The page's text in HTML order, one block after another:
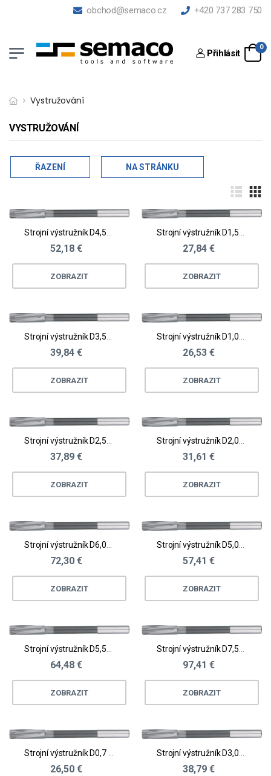
obchod@semaco.cz +420 737 283 750
Přihlásit
0
Vystružování
VYSTRUŽOVÁNÍ
ŘAZENÍ NA STRÁNKU
52,18 €
ZOBRAZIT
27,84 €
ZOBRAZIT
39,84 €
ZOBRAZIT
26,53 €
ZOBRAZIT
37,89 €
ZOBRAZIT
31,61 €
ZOBRAZIT
Strojní výstružník D6,01 - 6,5
72,30 €
ZOBRAZIT
Strojní výstružník D5,01 - 5,5
57,41 €
ZOBRAZIT
Strojní výstružník D5,51 - 6,0
64,48 €
ZOBRAZIT
Strojní výstružník D7,51 - 8,0
97,41 €
ZOBRAZIT
Strojní výstružník D0,7 - 1,0
26,50 €
Strojní výstružník D3,01 - 3,5
38,79 €